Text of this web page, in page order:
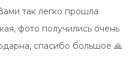
так легко прошла
фото получились очень
спасибо большое 🙏